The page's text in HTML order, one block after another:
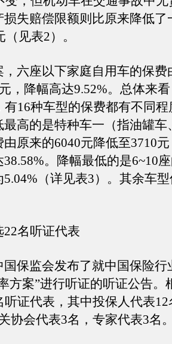
损失赔偿限额则比原来降低了
见表2）。
座以下家庭自用车的保费
，降幅高达9.52%。总体来
有16种车型的保费都有不同
最高的是特种车一（指油罐车
原来的6040元降低至3710
。降幅最低的是6~10
5.04%（详见表3）。其余车
名听证代表
监会发布了就中国保险行
方案”进行听证的听证公告。
听证代表，其中投保人代表
协会代表3名，专家代表3名